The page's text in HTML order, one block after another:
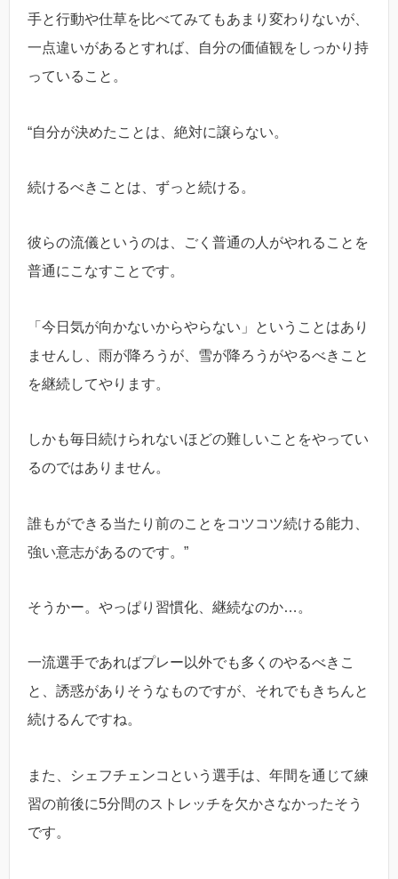
手と行動や仕草を比べてみてもあまり変わりないが、
一点違いがあるとすれば、自分の価値観をしっかり持
っていること。
“自分が決めたことは、絶対に譲らない。
続けるべきことは、ずっと続ける。
彼らの流儀というのは、ごく普通の人がやれることを
普通にこなすことです。
「今日気が向かないからやらない」ということはあり
ませんし、雨が降ろうが、雪が降ろうがやるべきこと
を継続してやります。
しかも毎日続けられないほどの難しいことをやってい
るのではありません。
誰もができる当たり前のことをコツコツ続ける能力、
強い意志があるのです。”
そうかー。やっぱり習慣化、継続なのか…。
一流選手であればプレー以外でも多くのやるべきこ
と、誘惑がありそうなものですが、それでもきちんと
続けるんですね。
また、シェフチェンコという選手は、年間を通じて練
習の前後に5分間のストレッチを欠かさなかったそう
です。